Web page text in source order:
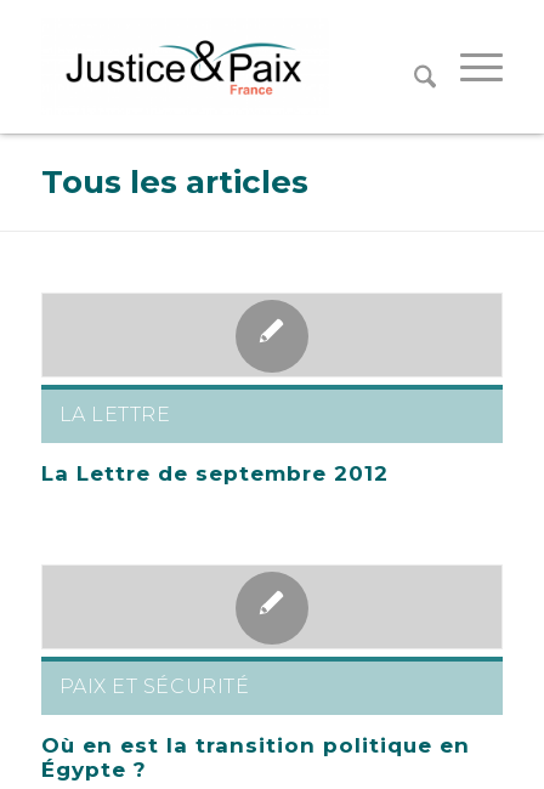
Tous les articles
LA LETTRE
La Lettre de septembre 2012
PAIX ET SÉCURITÉ
Où en est la transition politique en
Égypte ?